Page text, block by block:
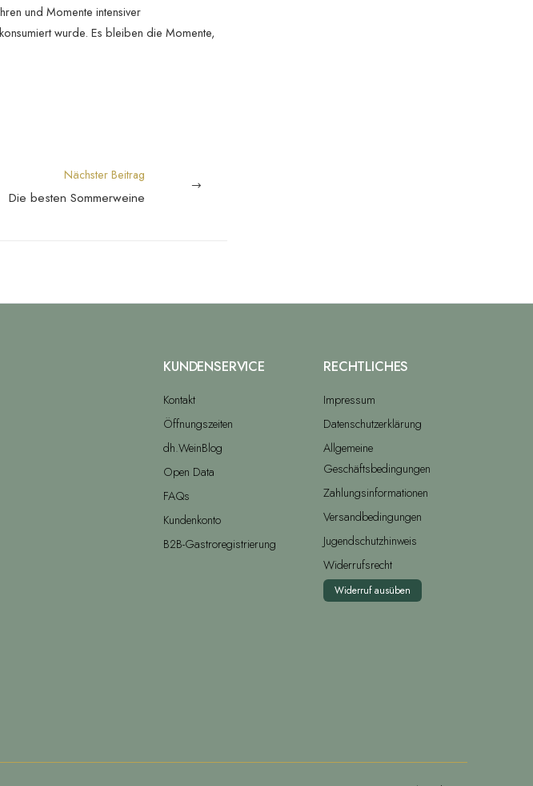
und Momente intensiver
wurde. Es bleiben die Momente,
Nächster Beitrag
Die besten Sommerweine
KUNDENSERVICE
Kontakt
Öffnungszeiten
dh.WeinBlog
Open Data
FAQs
Kundenkonto
B2B-Gastroregistrierung
RECHTLICHES
Impressum
Datenschutzerklärung
Allgemeine
Geschäftsbedingungen
Zahlungsinformationen
Versandbedingungen
Jugendschutzhinweis
Widerrufsrecht
Widerruf ausüben